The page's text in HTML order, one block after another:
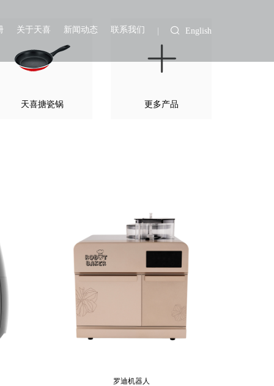
关于天喜 新闻动态 联系我们 English
天喜搪瓷锅 更多产品
罗迪机器人